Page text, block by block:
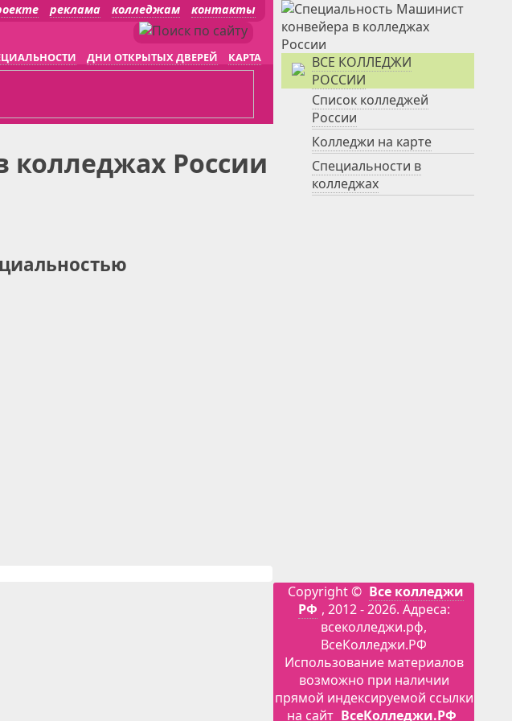
реклама колледжам контакты
ДНИ ОТКРЫТЫХ ДВЕРЕЙ КАРТА
колледжах России
ВСЕ КОЛЛЕДЖИ
РОССИИ
Список колледжей
России
Колледжи на карте
Специальности в
колледжах
Copyright © Все колледжи
РФ , 2012 - 2026. Адреса:
всеколледжи.рф,
ВсеКолледжи.РФ
Использование материалов
возможно при наличии
прямой индексируемой ссылки
на сайт ВсеКолледжи.РФ